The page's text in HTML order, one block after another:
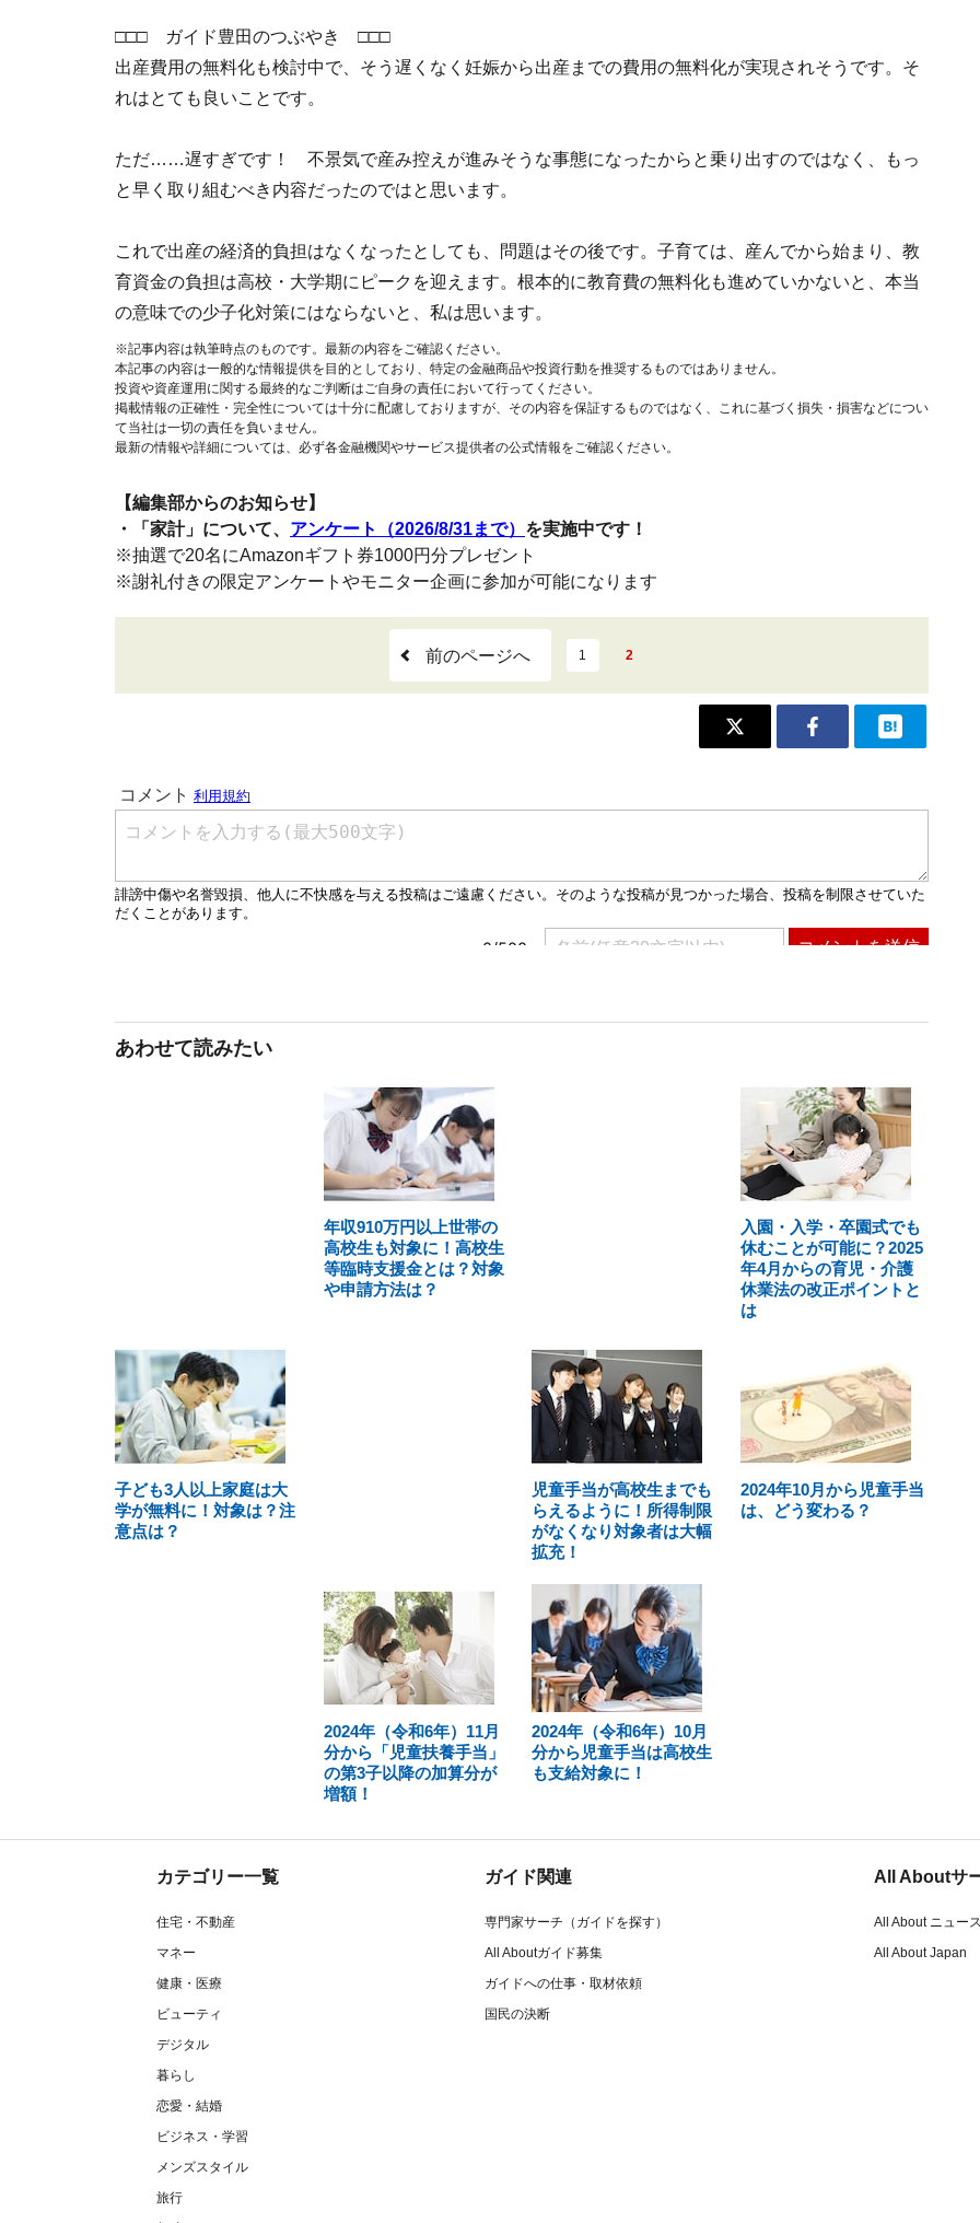
□□□ ガイド豊田のつぶやき □□□
出産費用の無料化も検討中で、そう遅くなく妊娠から出産までの費用の無料化が実現されそうです。そ
れはとても良いことです。
ただ……遅すぎです！ 不景気で産み控えが進みそうな事態になったからと乗り出すのではなく、もっ
と早く取り組むべき内容だったのではと思います。
これで出産の経済的負担はなくなったとしても、問題はその後です。子育ては、産んでから始まり、教
育資金の負担は高校・大学期にピークを迎えます。根本的に教育費の無料化も進めていかないと、本当
の意味での少子化対策にはならないと、私は思います。
※記事内容は執筆時点のものです。最新の内容をご確認ください。
本記事の内容は一般的な情報提供を目的としており、特定の金融商品や投資行動を推奨するものではありません。
投資や資産運用に関する最終的なご判断はご自身の責任において行ってください。
掲載情報の正確性・完全性については十分に配慮しておりますが、その内容を保証するものではなく、これに基づく損失・損害などについ
て当社は一切の責任を負いません。
最新の情報や詳細については、必ず各金融機関やサービス提供者の公式情報をご確認ください。
【編集部からのお知らせ】
・「家計」について、 アンケート（2026/8/31まで） を実施中です！
※抽選で20名にAmazonギフト券1000円分プレゼント
※謝礼付きの限定アンケートやモニター企画に参加が可能になります
前のページへ 1 2
あわせて読みたい
年収910万円以上世帯の
高校生も対象に！高校生
等臨時支援金とは？対象
や申請方法は？
入園・入学・卒園式でも
休むことが可能に？2025
年4月からの育児・介護
休業法の改正ポイントと
は
子ども3人以上家庭は大
学が無料に！対象は？注
意点は？
児童手当が高校生までも
らえるように！所得制限
がなくなり対象者は大幅
拡充！
2024年10月から児童手当
は、どう変わる？
2024年（令和6年）11月
分から「児童扶養手当」
の第3子以降の加算分が
増額！
2024年（令和6年）10月
分から児童手当は高校生
も支給対象に！
カテゴリー一覧
住宅・不動産
マネー
健康・医療
ビューティ
デジタル
暮らし
恋愛・結婚
ビジネス・学習
メンズスタイル
旅行
ガイド関連
専門家サーチ（ガイドを探す）
All Aboutガイド募集
ガイドへの仕事・取材依頼
国民の決断
All Aboutサ
All About ニュース
All About Japan